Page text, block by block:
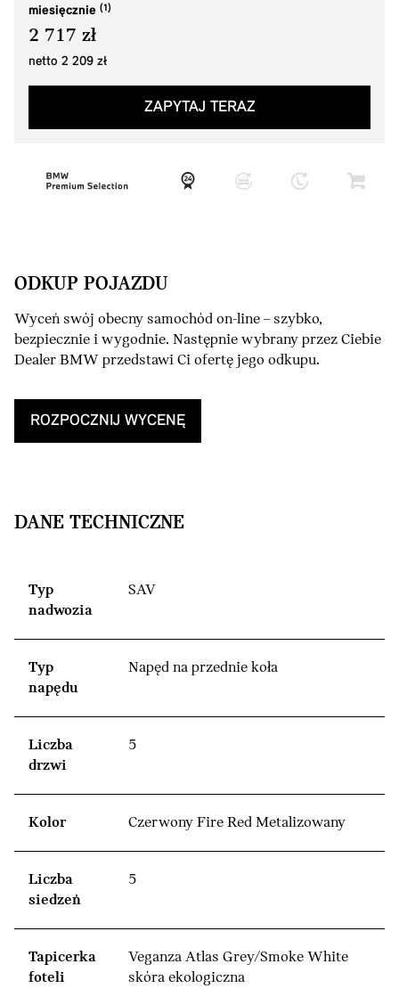
miesięcznie
2 717 zł
netto 2 209 zł
ZAPYTAJ TERAZ
ODKUP POJAZDU
Wyceń swój obecny samochód on-line – szybko,
bezpiecznie i wygodnie. Następnie wybrany przez Ciebie
Dealer BMW przedstawi Ci ofertę jego odkupu.
ROZPOCZNIJ WYCENĘ
DANE TECHNICZNE
Typ
nadwozia
SAV
Typ
napędu
Napęd na przednie koła
Liczba
drzwi
5
Kolor Czerwony Fire Red Metalizowany
Liczba
siedzeń
5
Tapicerka
foteli
Veganza Atlas Grey/Smoke White
skóra ekologiczna